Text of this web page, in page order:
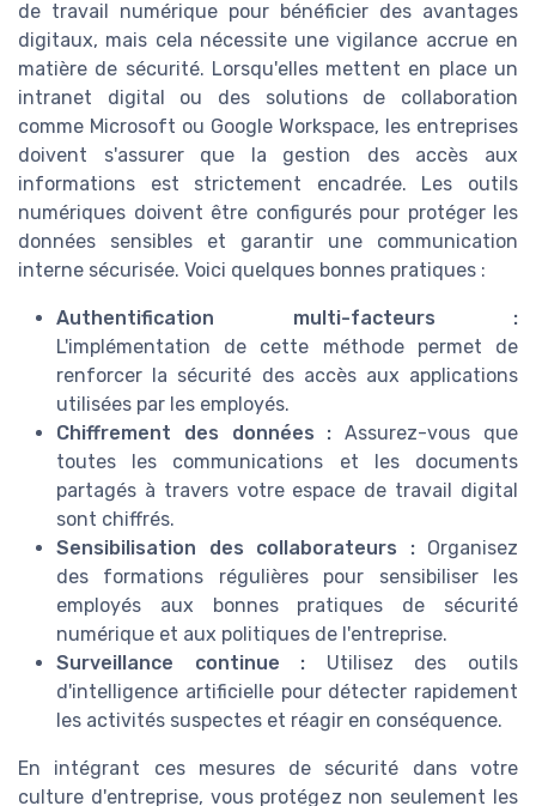
de travail numérique pour bénéficier des avantages
digitaux, mais cela nécessite une vigilance accrue en
matière de sécurité. Lorsqu'elles mettent en place un
intranet digital ou des solutions de collaboration
comme Microsoft ou Google Workspace, les entreprises
doivent s'assurer que la gestion des accès aux
informations est strictement encadrée. Les outils
numériques doivent être configurés pour protéger les
données sensibles et garantir une communication
interne sécurisée. Voici quelques bonnes pratiques :
Authentification multi-facteurs :
L'implémentation de cette méthode permet de
renforcer la sécurité des accès aux applications
utilisées par les employés.
Chiffrement des données : Assurez-vous que
toutes les communications et les documents
partagés à travers votre espace de travail digital
sont chiffrés.
Sensibilisation des collaborateurs :Organisez
des formations régulières pour sensibiliser les
employés aux bonnes pratiques de sécurité
numérique et aux politiques de l'entreprise.
Surveillance continue : Utilisez des outils
d'intelligence artificielle pour détecter rapidement
les activités suspectes et réagir en conséquence.
En intégrant ces mesures de sécurité dans votre
culture d'entreprise, vous protégez non seulement les